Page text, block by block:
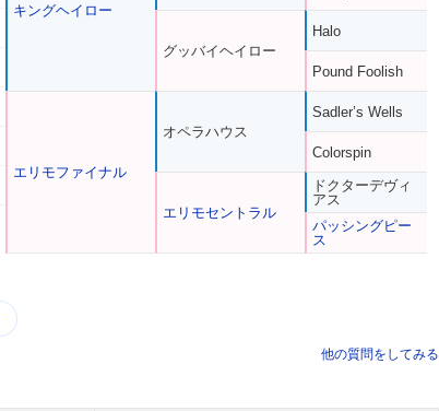
キングヘイロー
エリモファイナル
グッバイヘイロー
オペラハウス
エリモセントラル
Halo
Pound Foolish
Sadler’s Wells
Colorspin
ドクターデヴィ
アス
パッシングピー
ス
他の質問をしてみる